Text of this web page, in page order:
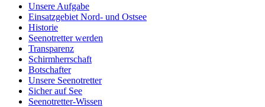
Unsere Aufgabe
Einsatzgebiet Nord- und Ostsee
Historie
Seenotretter werden
Transparenz
Schirmherrschaft
Botschafter
Unsere Seenotretter
Sicher auf See
Seenotretter-Wissen